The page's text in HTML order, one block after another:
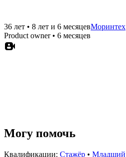
36 лет • 8 лет и 6 месяцевМоринтех
Product owner• 6 месяцев
Могу помочь
Квалификации: Стажёр • Младший